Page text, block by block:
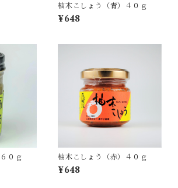
柚木こしょう（青）４０ｇ
¥648
０ｇ 柚木こしょう（赤）４０ｇ
¥648